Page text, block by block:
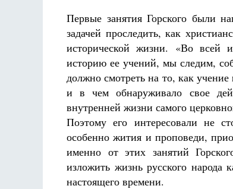
Первые занятия Горского были
задачей проследить, как
исторической жизни. «Во всей
историю ее учений, мы следим,
должно смотреть на то, как
и в чем обнаруживало свое
внутренней жизни самого
Поэтому его интересовали не
особенно жития и проповеди,
именно от этих занятий
изложить жизнь русского народа
настоящего времени.